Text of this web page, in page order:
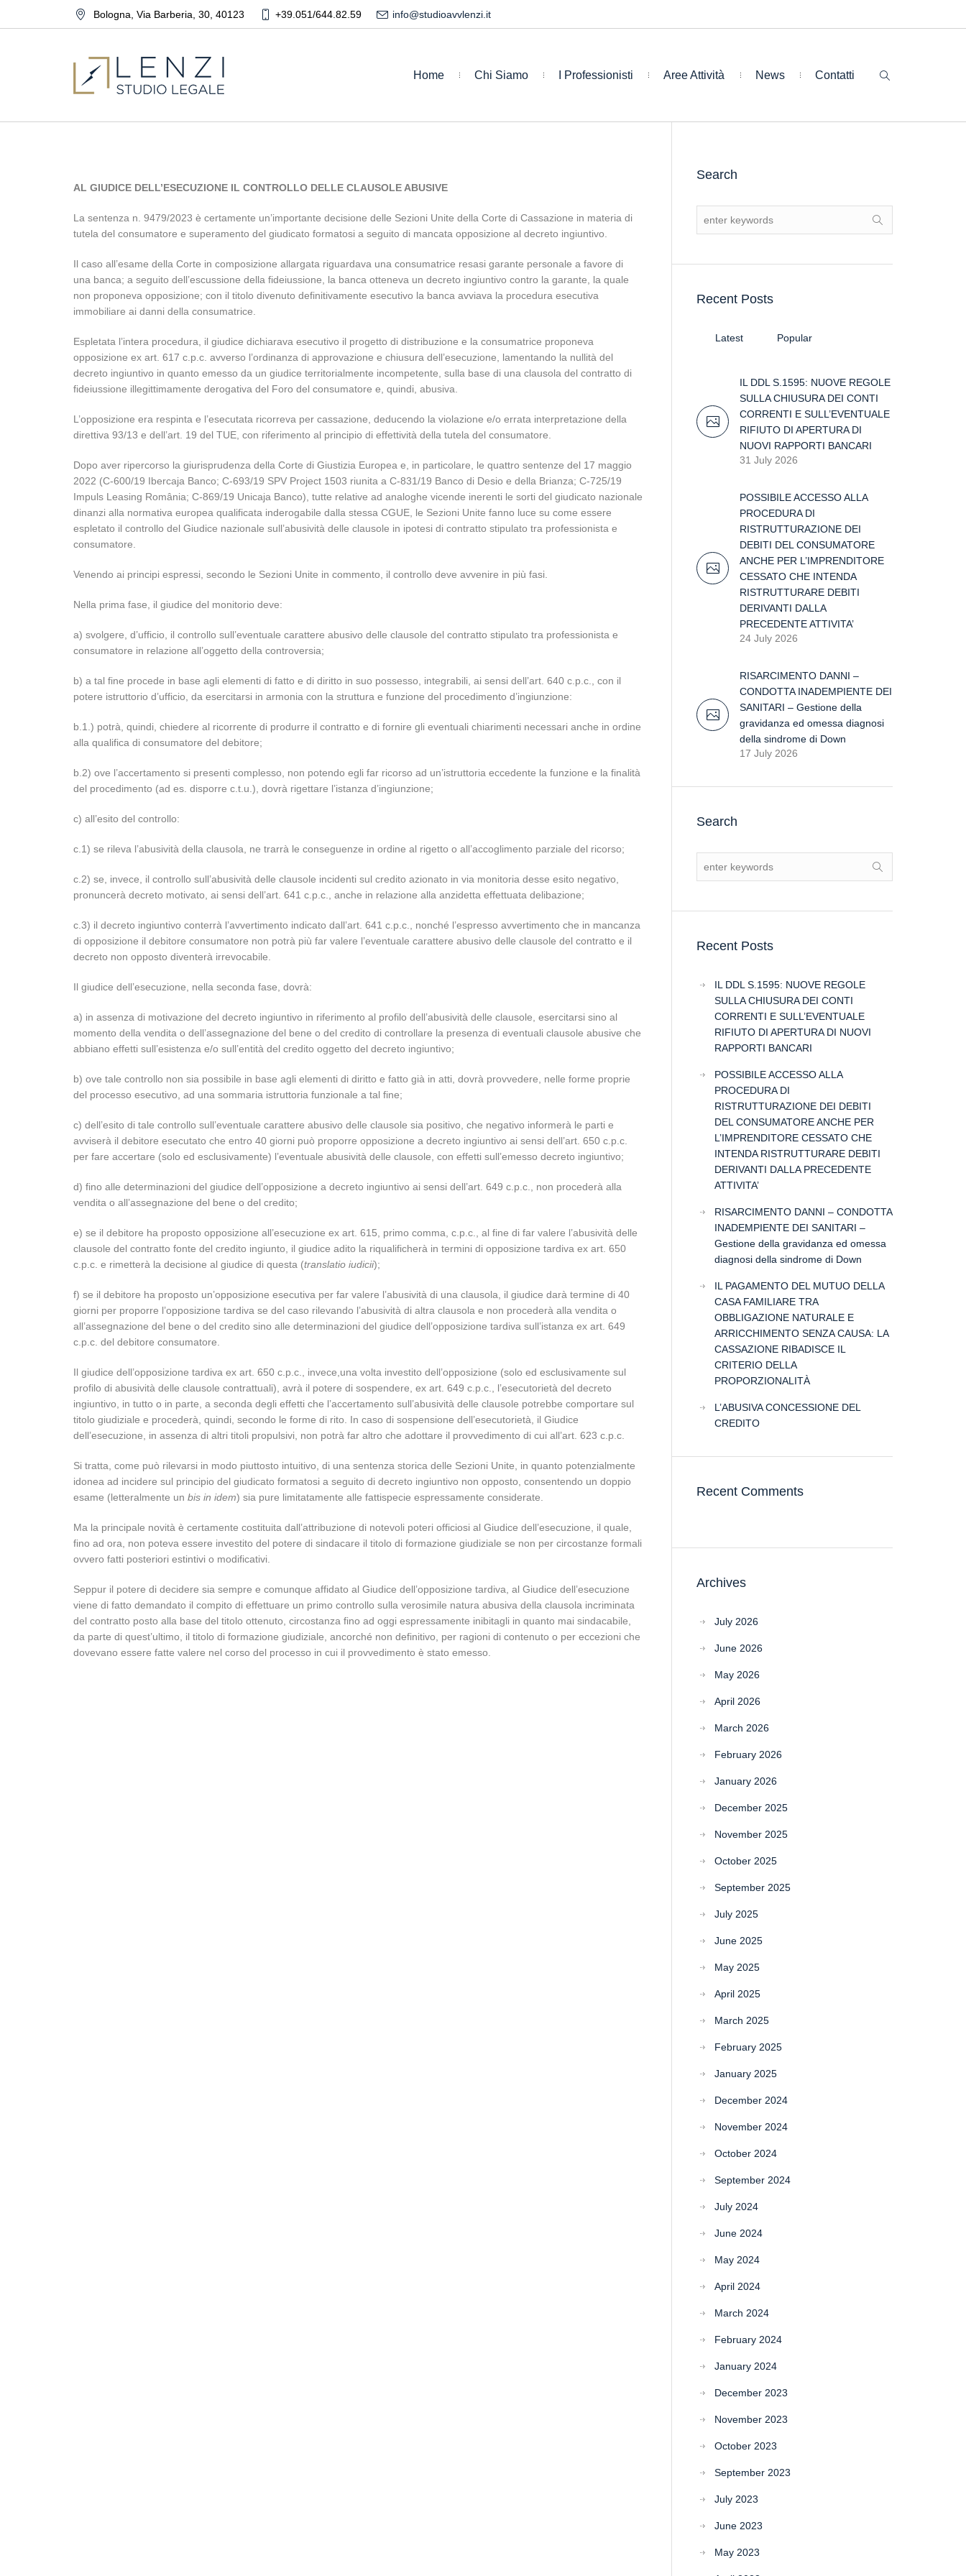
Bologna Via Barberia, 30, 40123 +39.051/644.82.59 info@studioavvlenzi.it
Home Chi Siamo I Professionisti Aree Attività News Contatti
AL GIUDICE DELL’ESECUZIONE IL CONTROLLO DELLE CLAUSOLE ABUSIVE
La sentenza n. 9479/2023 è certamente un’importante decisione delle Sezioni Unite della Corte di Cassazione in materia di
tutela del consumatore e superamento del giudicato formatosi a seguito di mancata opposizione al decreto ingiuntivo.
Il caso all’esame della Corte in composizione allargata riguardava una consumatrice resasi garante personale a favore di
una banca; a seguito dell’escussione della fideiussione, la banca otteneva un decreto ingiuntivo contro la garante, la quale
non proponeva opposizione; con il titolo divenuto definitivamente esecutivo la banca avviava la procedura esecutiva
immobiliare ai danni della consumatrice.
Espletata l’intera procedura, il giudice dichiarava esecutivo il progetto di distribuzione e la consumatrice proponeva
opposizione ex art. 617 c.p.c. avverso l’ordinanza di approvazione e chiusura dell’esecuzione, lamentando la nullità del
decreto ingiuntivo in quanto emesso da un giudice territorialmente incompetente, sulla base di una clausola del contratto di
fideiussione illegittimamente derogativa del Foro del consumatore e, quindi, abusiva.
L’opposizione era respinta e l’esecutata ricorreva per cassazione, deducendo la violazione e/o errata interpretazione della
direttiva 93/13 e dell’art. 19 del TUE, con riferimento al principio di effettività della tutela del consumatore.
Dopo aver ripercorso la giurisprudenza della Corte di Giustizia Europea e, in particolare, le quattro sentenze del 17 maggio
2022 (C-600/19 Ibercaja Banco; C-693/19 SPV Project 1503 riunita a C-831/19 Banco di Desio e della Brianza; C-725/19
Impuls Leasing România; C-869/19 Unicaja Banco), tutte relative ad analoghe vicende inerenti le sorti del giudicato nazionale
dinanzi alla normativa europea qualificata inderogabile dalla stessa CGUE, le Sezioni Unite fanno luce su come essere
espletato il controllo del Giudice nazionale sull’abusività delle clausole in ipotesi di contratto stipulato tra professionista e
consumatore.
Venendo ai principi espressi, secondo le Sezioni Unite in commento, il controllo deve avvenire in più fasi.
Nella prima fase, il giudice del monitorio deve:
a) svolgere, d’ufficio, il controllo sull’eventuale carattere abusivo delle clausole del contratto stipulato tra professionista e
consumatore in relazione all’oggetto della controversia;
b) a tal fine procede in base agli elementi di fatto e di diritto in suo possesso, integrabili, ai sensi dell’art. 640 c.p.c., con il
potere istruttorio d’ufficio, da esercitarsi in armonia con la struttura e funzione del procedimento d’ingiunzione:
b.1.) potrà, quindi, chiedere al ricorrente di produrre il contratto e di fornire gli eventuali chiarimenti necessari anche in ordine
alla qualifica di consumatore del debitore;
b.2) ove l’accertamento si presenti complesso, non potendo egli far ricorso ad un’istruttoria eccedente la funzione e la finalità
del procedimento (ad es. disporre c.t.u.), dovrà rigettare l’istanza d’ingiunzione;
c) all’esito del controllo:
c.1) se rileva l’abusività della clausola, ne trarrà le conseguenze in ordine al rigetto o all’accoglimento parziale del ricorso;
c.2) se, invece, il controllo sull’abusività delle clausole incidenti sul credito azionato in via monitoria desse esito negativo,
pronuncerà decreto motivato, ai sensi dell’art. 641 c.p.c., anche in relazione alla anzidetta effettuata delibazione;
c.3) il decreto ingiuntivo conterrà l’avvertimento indicato dall’art. 641 c.p.c., nonché l’espresso avvertimento che in mancanza
di opposizione il debitore consumatore non potrà più far valere l’eventuale carattere abusivo delle clausole del contratto e il
decreto non opposto diventerà irrevocabile.
Il giudice dell’esecuzione, nella seconda fase, dovrà:
a) in assenza di motivazione del decreto ingiuntivo in riferimento al profilo dell’abusività delle clausole, esercitarsi sino al
momento della vendita o dell’assegnazione del bene o del credito di controllare la presenza di eventuali clausole abusive che
abbiano effetti sull’esistenza e/o sull’entità del credito oggetto del decreto ingiuntivo;
b) ove tale controllo non sia possibile in base agli elementi di diritto e fatto già in atti, dovrà provvedere, nelle forme proprie
del processo esecutivo, ad una sommaria istruttoria funzionale a tal fine;
c) dell’esito di tale controllo sull’eventuale carattere abusivo delle clausole sia positivo, che negativo informerà le parti e
avviserà il debitore esecutato che entro 40 giorni può proporre opposizione a decreto ingiuntivo ai sensi dell’art. 650 c.p.c.
per fare accertare (solo ed esclusivamente) l’eventuale abusività delle clausole, con effetti sull’emesso decreto ingiuntivo;
d) fino alle determinazioni del giudice dell’opposizione a decreto ingiuntivo ai sensi dell’art. 649 c.p.c., non procederà alla
vendita o all’assegnazione del bene o del credito;
e) se il debitore ha proposto opposizione all’esecuzione ex art. 615, primo comma, c.p.c., al fine di far valere l’abusività delle
clausole del contratto fonte del credito ingiunto, il giudice adito la riqualificherà in termini di opposizione tardiva ex art. 650
c.p.c. e rimetterà la decisione al giudice di questa (translatio iudicii);
f) se il debitore ha proposto un’opposizione esecutiva per far valere l’abusività di una clausola, il giudice darà termine di 40
giorni per proporre l’opposizione tardiva se del caso rilevando l’abusività di altra clausola e non procederà alla vendita o
all’assegnazione del bene o del credito sino alle determinazioni del giudice dell’opposizione tardiva sull’istanza ex art. 649
c.p.c. del debitore consumatore.
Il giudice dell’opposizione tardiva ex art. 650 c.p.c., invece,una volta investito dell’opposizione (solo ed esclusivamente sul
profilo di abusività delle clausole contrattuali), avrà il potere di sospendere, ex art. 649 c.p.c., l’esecutorietà del decreto
ingiuntivo, in tutto o in parte, a seconda degli effetti che l’accertamento sull’abusività delle clausole potrebbe comportare sul
titolo giudiziale e procederà, quindi, secondo le forme di rito. In caso di sospensione dell’esecutorietà, il Giudice
dell’esecuzione, in assenza di altri titoli propulsivi, non potrà far altro che adottare il provvedimento di cui all’art. 623 c.p.c.
Si tratta, come può rilevarsi in modo piuttosto intuitivo, di una sentenza storica delle Sezioni Unite, in quanto potenzialmente
idonea ad incidere sul principio del giudicato formatosi a seguito di decreto ingiuntivo non opposto, consentendo un doppio
esame (letteralmente un bis in idem) sia pure limitatamente alle fattispecie espressamente considerate.
Ma la principale novità è certamente costituita dall’attribuzione di notevoli poteri officiosi al Giudice dell’esecuzione, il quale,
fino ad ora, non poteva essere investito del potere di sindacare il titolo di formazione giudiziale se non per circostanze formali
ovvero fatti posteriori estintivi o modificativi.
Seppur il potere di decidere sia sempre e comunque affidato al Giudice dell’opposizione tardiva, al Giudice dell’esecuzione
viene di fatto demandato il compito di effettuare un primo controllo sulla verosimile natura abusiva della clausola incriminata
del contratto posto alla base del titolo ottenuto, circostanza fino ad oggi espressamente inibitagli in quanto mai sindacabile,
da parte di quest’ultimo, il titolo di formazione giudiziale, ancorché non definitivo, per ragioni di contenuto o per eccezioni che
dovevano essere fatte valere nel corso del processo in cui il provvedimento è stato emesso.
Search
Recent Posts
Latest Popular
IL DDL S.1595: NUOVE REGOLE
SULLA CHIUSURA DEI CONTI
CORRENTI E SULL’EVENTUALE
RIFIUTO DI APERTURA DI
NUOVI RAPPORTI BANCARI
31 July 2026
POSSIBILE ACCESSO ALLA
PROCEDURA DI
RISTRUTTURAZIONE DEI
DEBITI DEL CONSUMATORE
ANCHE PER L’IMPRENDITORE
CESSATO CHE INTENDA
RISTRUTTURARE DEBITI
DERIVANTI DALLA
PRECEDENTE ATTIVITA’
24 July 2026
RISARCIMENTO DANNI –
CONDOTTA INADEMPIENTE DEI
SANITARI – Gestione della
gravidanza ed omessa diagnosi
della sindrome di Down
17 July 2026
Search
Recent Posts
IL DDL S.1595: NUOVE REGOLE
SULLA CHIUSURA DEI CONTI
CORRENTI E SULL’EVENTUALE
RIFIUTO DI APERTURA DI NUOVI
RAPPORTI BANCARI
POSSIBILE ACCESSO ALLA
PROCEDURA DI
RISTRUTTURAZIONE DEI DEBITI
DEL CONSUMATORE ANCHE PER
L’IMPRENDITORE CESSATO CHE
INTENDA RISTRUTTURARE DEBITI
DERIVANTI DALLA PRECEDENTE
ATTIVITA’
RISARCIMENTO DANNI – CONDOTTA
INADEMPIENTE DEI SANITARI –
Gestione della gravidanza ed omessa
diagnosi della sindrome di Down
IL PAGAMENTO DEL MUTUO DELLA
CASA FAMILIARE TRA
OBBLIGAZIONE NATURALE E
ARRICCHIMENTO SENZA CAUSA: LA
CASSAZIONE RIBADISCE IL
CRITERIO DELLA
PROPORZIONALITÀ
L’ABUSIVA CONCESSIONE DEL
CREDITO
Recent Comments
Archives
July 2026
June 2026
May 2026
April 2026
March 2026
February 2026
January 2026
December 2025
November 2025
October 2025
September 2025
July 2025
June 2025
May 2025
April 2025
March 2025
February 2025
January 2025
December 2024
November 2024
October 2024
September 2024
July 2024
June 2024
May 2024
April 2024
March 2024
February 2024
January 2024
December 2023
November 2023
October 2023
September 2023
July 2023
June 2023
May 2023